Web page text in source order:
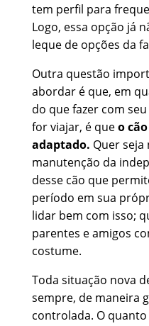
tem perfil para
Logo, essa opção já
leque de opções da
Outra questão
abordar é que, em
do que fazer com
for viajar, é queo
adaptado. Quer
manutenção da
desse cão que
período em sua
lidar bem com isso;
parentes e amigos
costume.
Toda situação nova
sempre, de maneira
controlada. O